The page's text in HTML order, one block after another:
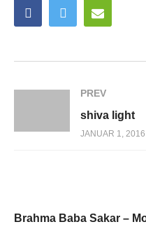
PREV
shiva light
JANUAR 1, 2016